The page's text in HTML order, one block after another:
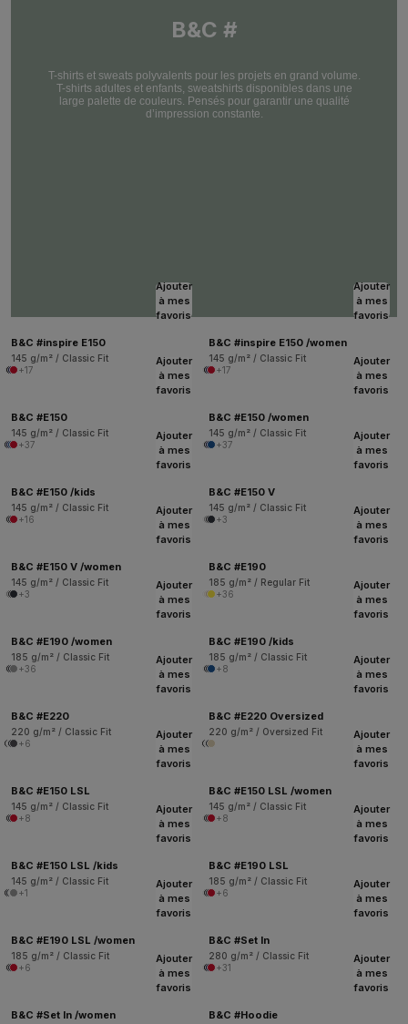
B&C #
T-shirts et sweats polyvalents pour les projets en grand volume.
T-shirts adultes et enfants, sweatshirts disponibles dans une
large palette de couleurs. Pensés pour garantir une qualité
d’impression constante.
Ajouter
à mes
favoris
B&C #inspire E150
145 g/m² / Classic Fit
+17
Ajouter
à mes
favoris
B&C #inspire E150 /women
145 g/m² / Classic Fit
+17
Ajouter
à mes
favoris
B&C #E150
145 g/m² / Classic Fit
+37
Ajouter
à mes
favoris
B&C #E150 /women
145 g/m² / Classic Fit
+37
Ajouter
à mes
favoris
B&C #E150 /kids
145 g/m² / Classic Fit
+16
Ajouter
à mes
favoris
B&C #E150 V
145 g/m² / Classic Fit
+3
Ajouter
à mes
favoris
B&C #E150 V /women
145 g/m² / Classic Fit
+3
Ajouter
à mes
favoris
B&C #E190
185 g/m² / Regular Fit
+36
Ajouter
à mes
favoris
B&C #E190 /women
185 g/m² / Classic Fit
+36
Ajouter
à mes
favoris
B&C #E190 /kids
185 g/m² / Classic Fit
+8
Ajouter
à mes
favoris
B&C #E220
220 g/m² / Classic Fit
+6
Ajouter
à mes
favoris
B&C #E220 Oversized
220 g/m² / Oversized Fit
Ajouter
à mes
favoris
B&C #E150 LSL
145 g/m² / Classic Fit
+8
Ajouter
à mes
favoris
B&C #E150 LSL /women
145 g/m² / Classic Fit
+8
Ajouter
à mes
favoris
B&C #E150 LSL /kids
145 g/m² / Classic Fit
+1
Ajouter
à mes
favoris
B&C #E190 LSL
185 g/m² / Classic Fit
+6
Ajouter
à mes
favoris
B&C #E190 LSL /women
185 g/m² / Classic Fit
+6
Ajouter
à mes
favoris
B&C #Set In
280 g/m² / Classic Fit
+31
Ajouter
à mes
favoris
B&C #Set In /women
Ajouter
à mes
favoris
B&C #Hoodie